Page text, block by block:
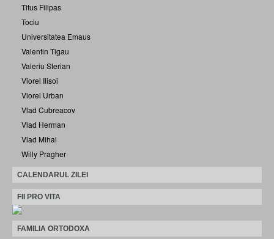
Titus Filipas
Tociu
Universitatea Emaus
Valentin Tigau
Valeriu Sterian
Viorel Ilisoi
Viorel Urban
Vlad Cubreacov
Vlad Herman
Vlad Mihai
Willy Pragher
CALENDARUL ZILEI
FII PRO VITA
FAMILIA ORTODOXA